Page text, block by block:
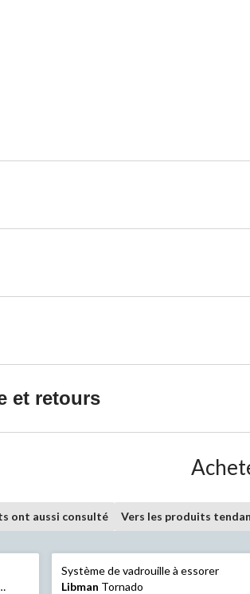
et retours
ont aussi consulté Vers les produits
Système de vadrouille à essorer
Libman Tornado